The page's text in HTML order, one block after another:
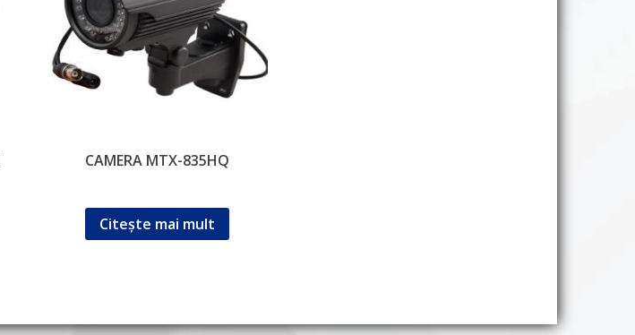
CAMERA MTX-835HQ
Citește mai mult